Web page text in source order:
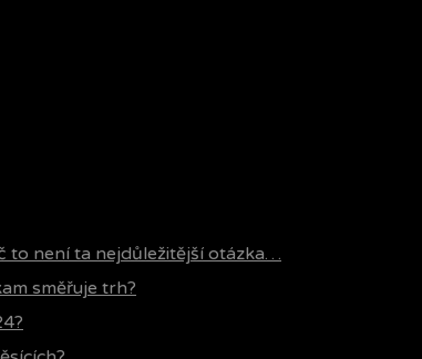
to není ta nejdůležitější otázka…
směřuje trh?